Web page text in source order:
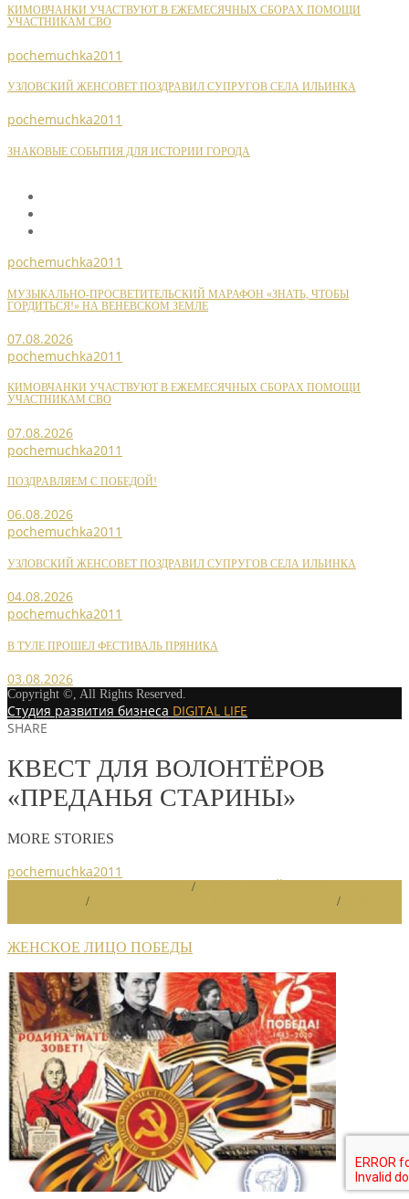
КИМОВЧАНКИ УЧАСТВУЮТ В ЕЖЕМЕСЯЧНЫХ СБОРАХ ПОМОЩИ
УЧАСТНИКАМ СВО
pochemuchka2011
УЗЛОВСКИЙ ЖЕНСОВЕТ ПОЗДРАВИЛ СУПРУГОВ СЕЛА ИЛЬИНКА
pochemuchka2011
ЗНАКОВЫЕ СОБЫТИЯ ДЛЯ ИСТОРИИ ГОРОДА
pochemuchka2011
МУЗЫКАЛЬНО-ПРОСВЕТИТЕЛЬСКИЙ МАРАФОН «ЗНАТЬ, ЧТОБЫ
ГОРДИТЬСЯ!» НА ВЕНЕВСКОМ ЗЕМЛЕ
07.08.2026
pochemuchka2011
КИМОВЧАНКИ УЧАСТВУЮТ В ЕЖЕМЕСЯЧНЫХ СБОРАХ ПОМОЩИ
УЧАСТНИКАМ СВО
07.08.2026
pochemuchka2011
ПОЗДРАВЛЯЕМ С ПОБЕДОЙ!
06.08.2026
pochemuchka2011
УЗЛОВСКИЙ ЖЕНСОВЕТ ПОЗДРАВИЛ СУПРУГОВ СЕЛА ИЛЬИНКА
04.08.2026
pochemuchka2011
В ТУЛЕ ПРОШЕЛ ФЕСТИВАЛЬ ПРЯНИКА
03.08.2026
Copyright ©, All Rights Reserved.
Студия развития бизнеса DIGITAL LIFE
SHARE
КВЕСТ ДЛЯ ВОЛОНТЁРОВ
«ПРЕДАНЬЯ СТАРИНЫ»
MORE STORIES
pochemuchka2011
/
/ /
ЖЕНСКОЕ ЛИЦО ПОБЕДЫ